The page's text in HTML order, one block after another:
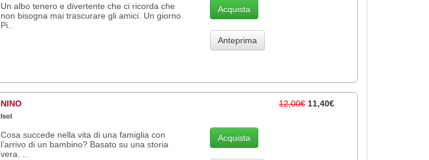
Un albo tenero e divertente che ci ricorda che
non bisogna mai trascurare gli amici. Un giorno
Pi..
Acquista
Anteprima
NINO
Isol
Cosa succede nella vita di una famiglia con
l’arrivo di un bambino? Basato su una storia
vera. ..
12,00€ 11,40€
Acquista